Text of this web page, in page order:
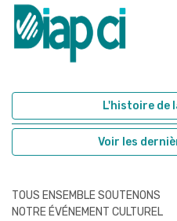
L'histoire de
Voir les
TOUS ENSEMBLE SOUTENONS
NOTRE ÉVÉNEMENT CULTUREL